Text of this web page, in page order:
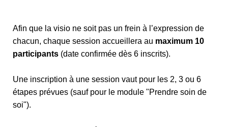
Afin que la visio ne soit pas un frein à l’expression de
chacun, chaque session accueillera au maximum 10
participants (date confirmée dès 6 inscrits).
Une inscription à une session vaut pour les 2, 3 ou 6
étapes prévues (sauf pour le module "Prendre soin de
soi").